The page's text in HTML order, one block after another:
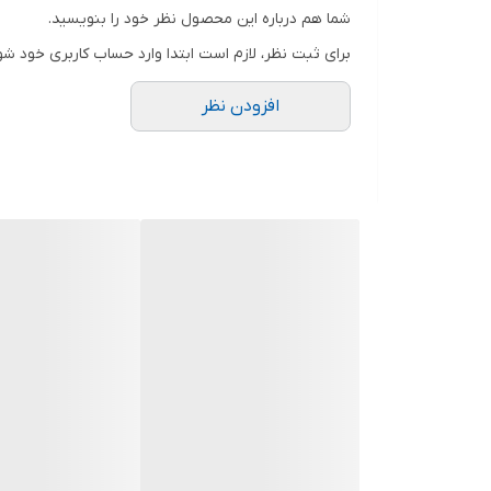
شما هم درباره این محصول نظر خود را بنویسید.
برای ثبت نظر، لازم است ابتدا وارد حساب کاربری خود
افزودن نظر